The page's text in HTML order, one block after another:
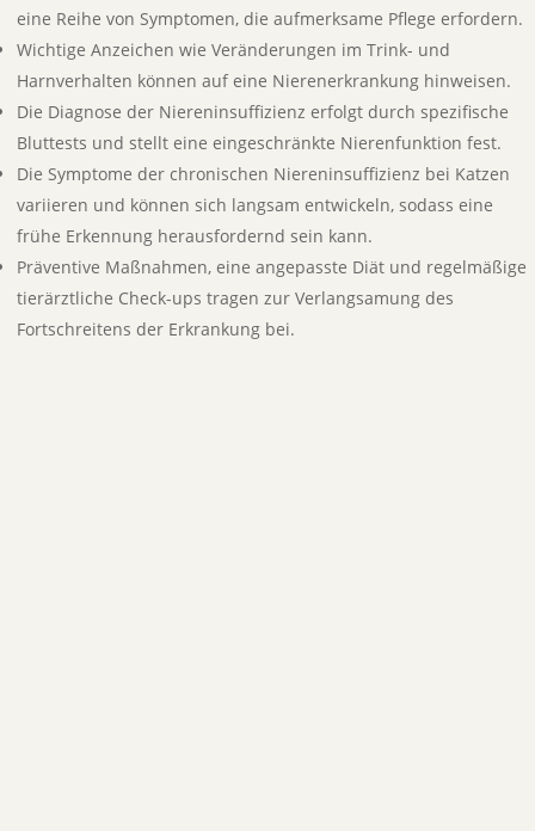
eine Reihe von Symptomen, die aufmerksame Pflege erfordern.
Wichtige Anzeichen wie Veränderungen im Trink- und
Harnverhalten können auf eine Nierenerkrankung hinweisen.
Die Diagnose der Niereninsuffizienz erfolgt durch spezifische
Bluttests und stellt eine eingeschränkte Nierenfunktion fest.
Die Symptome der chronischen Niereninsuffizienz bei Katzen
variieren und können sich langsam entwickeln, sodass eine
frühe Erkennung herausfordernd sein kann.
Präventive Maßnahmen, eine angepasste Diät und regelmäßige
tierärztliche Check-ups tragen zur Verlangsamung des
Fortschreitens der Erkrankung bei.